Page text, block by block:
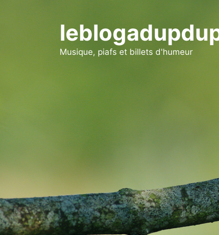
Musique, piafs et billets d'humeur